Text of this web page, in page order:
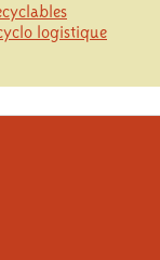
logistique